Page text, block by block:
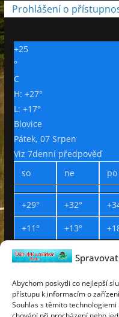
Abychom poskytli co nejlepší
přístupu k informacím o
Souhlas s těmito
Prohlášení o
+25
°
C
H: +27°
L: +17°
Blovice
Pátek, 07 Srpen
Viz 7denní předpověď
so
ne po
+29° +32° +
+11° +13° +
Prohlášení o přístupnosti
sobota
8